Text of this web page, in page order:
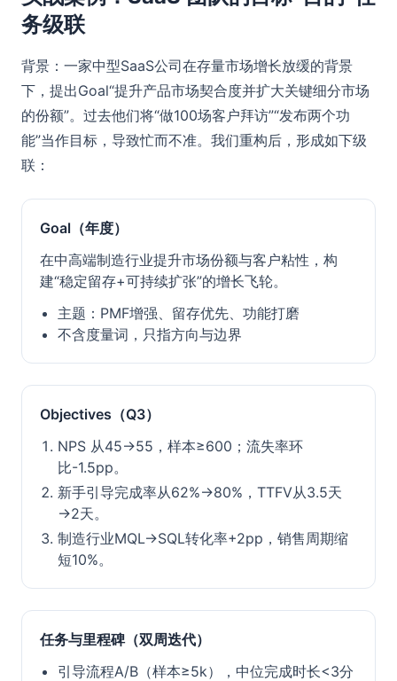
务级联
背景：一家中型SaaS公司在存量市场增长放缓的背景
下，提出Goal“提升产品市场契合度并扩大关键细分市场
的份额”。过去他们将“做100场客户拜访”“发布两个功
能”当作目标，导致忙而不准。我们重构后，形成如下级
联：
Goal（年度）
在中高端制造行业提升市场份额与客户粘性，构
建“稳定留存+可持续扩张”的增长飞轮。
主题：PMF增强、留存优先、功能打磨
不含度量词，只指方向与边界
Objectives（Q3）
NPS 从45→55，样本≥600；流失率环
比-1.5pp。
新手引导完成率从62%→80%，TTFV从3.5天
→2天。
制造行业MQL→SQL转化率+2pp，销售周期缩
短10%。
任务与里程碑（双周迭代）
引导流程A/B（样本≥5k），中位完成时长<3分